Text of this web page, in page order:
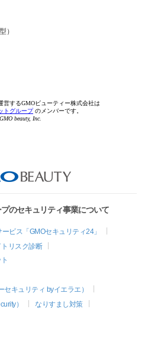
）
営するGMOビューティー株式会社は
トグループのメンバーです。
beauty, Inc.
のセキュリティ事業について
ビス「GMOセキュリティ24」
リスク診断
キュリティ byイエラエ）
）
なりすまし対策